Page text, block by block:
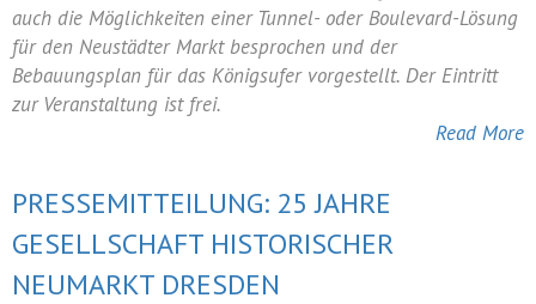
Die
Referenten
auch die Möglichkeiten einer Tunnel- oder Boulevard-Lösung
für den Neustädter Markt besprochen und der
Bebauungsplan für das Königsufer vorgestellt. Der Eintritt
zur Veranstaltung ist frei.
Read More
PRESSEMITTEILUNG: 25 JAHRE
GESELLSCHAFT HISTORISCHER
NEUMARKT DRESDEN